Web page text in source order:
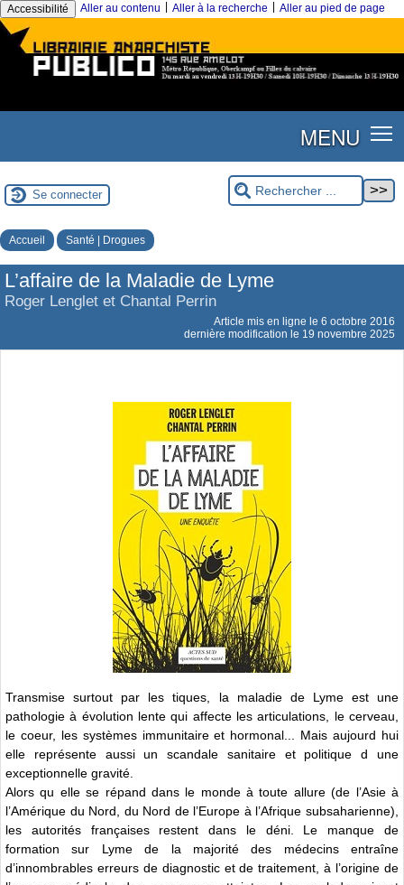
Accessibilité Aller au contenu Aller à la recherche Aller au pied de page
MENU
Se connecter
Accueil Santé | Drogues
L’affaire de la Maladie de Lyme
Roger Lenglet et Chantal Perrin
Article mis en ligne le 6 octobre 2016
dernière modification le 19 novembre 2025
Transmise surtout par les tiques, la maladie de Lyme est une
pathologie à évolution lente qui affecte les articulations, le cerveau,
le coeur, les systèmes immunitaire et hormonal... Mais aujourd hui
elle représente aussi un scandale sanitaire et politique d une
exceptionnelle gravité.
Alors qu elle se répand dans le monde à toute allure (de l’Asie à
l’Amérique du Nord, du Nord de l’Europe à l’Afrique subsaharienne),
les autorités françaises restent dans le déni. Le manque de
formation sur Lyme de la majorité des médecins entraîne
d’innombrables erreurs de diagnostic et de traitement, à l’origine de